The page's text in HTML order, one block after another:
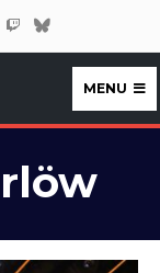
MENU